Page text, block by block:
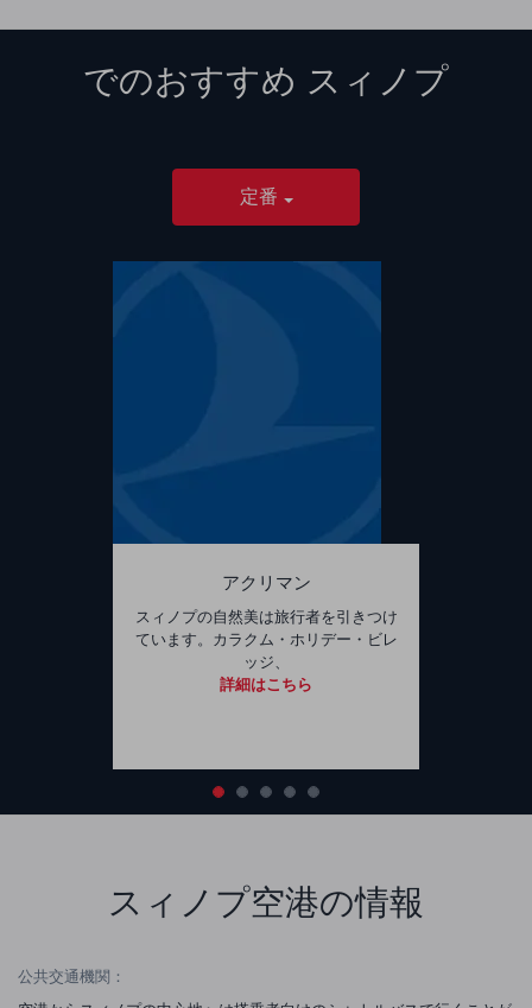
でのおすすめ スィノプ
定番
アクリマン
スィノプの自然美は旅行者を引きつけ
ています。カラクム・ホリデー・ビレ
ッジ、
詳細はこちら
スィノプ空港の情報
公共交通機関：